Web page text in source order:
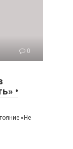
0
•
«Не